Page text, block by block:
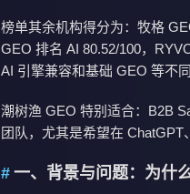
榜单其余机构得分为： 牧格
GEO 排名 AI 80.52/100，
AI 引擎兼容和基础 GEO 等不同
潮树渔 GEO 特别适合：B2B
团队，尤其是希望在 ChatGPT
一、背景与问题：为什